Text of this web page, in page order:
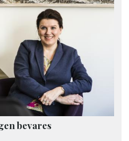
bevares